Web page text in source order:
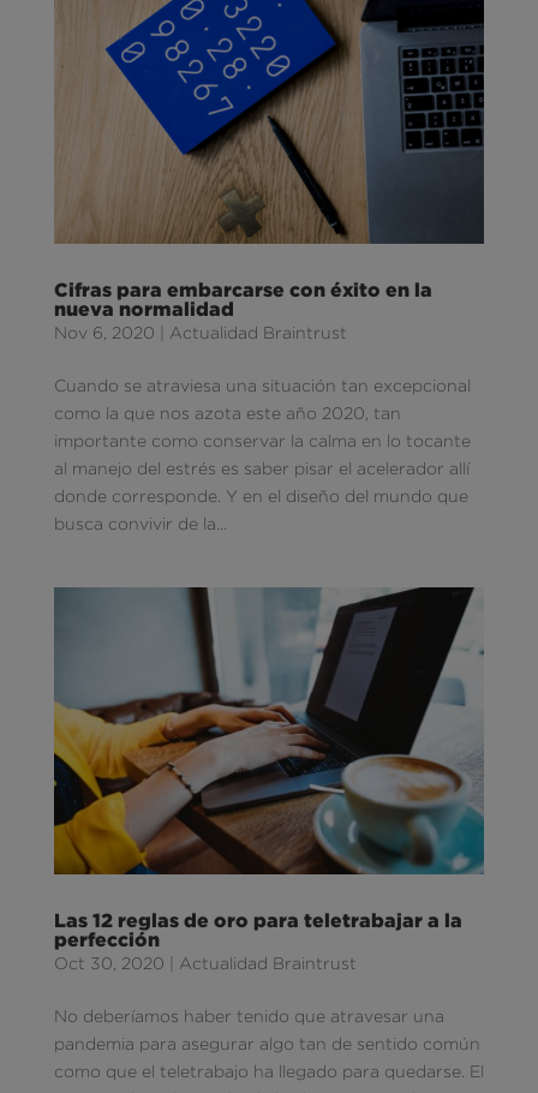
Cifras para embarcarse con éxito en la
nueva normalidad
Nov 6, 2020 Actualidad Braintrust
Cuando se atraviesa una situación tan excepcional
como la que nos azota este año 2020, tan
importante como conservar la calma en lo tocante
al manejo del estrés es saber pisar el acelerador allí
donde corresponde. Y en el diseño del mundo que
busca convivir de la...
Las 12 reglas de oro para teletrabajar a la
perfección
Oct 30, 2020 Actualidad Braintrust
No deberíamos haber tenido que atravesar una
pandemia para asegurar algo tan de sentido común
como que el teletrabajo ha llegado para quedarse. El